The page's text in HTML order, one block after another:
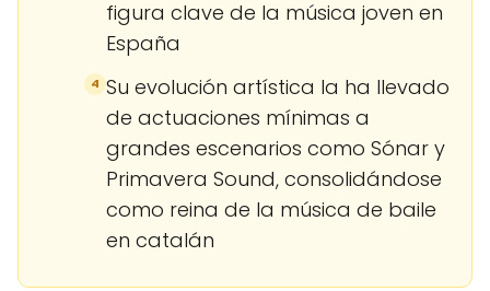
figura clave de la música joven en
España
4 Su evolución artística la ha llevado
de actuaciones mínimas a
grandes escenarios como Sónar y
Primavera Sound, consolidándose
como reina de la música de baile
en catalán